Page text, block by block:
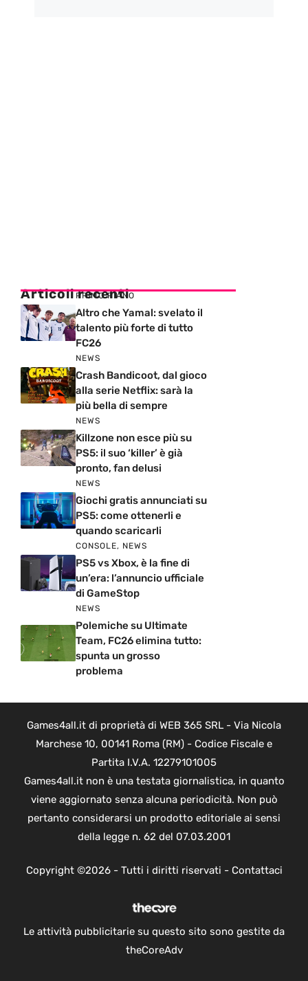
Articoli recenti
PRIMO PIANO
Altro che Yamal: svelato il
talento più forte di tutto
FC26
NEWS
Crash Bandicoot, dal gioco
alla serie Netflix: sarà la
più bella di sempre
NEWS
Killzone non esce più su
PS5: il suo ‘killer’ è già
pronto, fan delusi
NEWS
Giochi gratis annunciati su
PS5: come ottenerli e
quando scaricarli
CONSOLE, NEWS
PS5 vs Xbox, è la fine di
un’era: l’annuncio ufficiale
di GameStop
NEWS
Polemiche su Ultimate
Team, FC26 elimina tutto:
spunta un grosso
problema
Games4all.it di proprietà di WEB 365 SRL - Via Nicola
Marchese 10, 00141 Roma (RM) - Codice Fiscale e
Partita I.V.A. 12279101005
Games4all.it non è una testata giornalistica, in quanto
viene aggiornato senza alcuna periodicità. Non può
pertanto considerarsi un prodotto editoriale ai sensi
della legge n. 62 del 07.03.2001
Copyright ©2026 - Tutti i diritti riservati - Contattaci
Le attività pubblicitarie su questo sito sono gestite da
theCoreAdv